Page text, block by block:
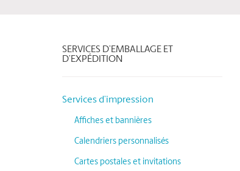
SERVICES D’EMBALLAGE ET
D’EXPÉDITION
Services d’impression
Affiches et bannières
Calendriers personnalisés
Cartes postales et invitations